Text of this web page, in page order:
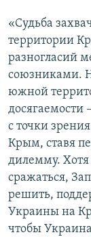
«Судьба
территории
разногласий
союзниками.
южной
досягаемости
с точки
Крым, ставя
дилемму. Хотя
сражаться,
решить,
Украины на
чтобы